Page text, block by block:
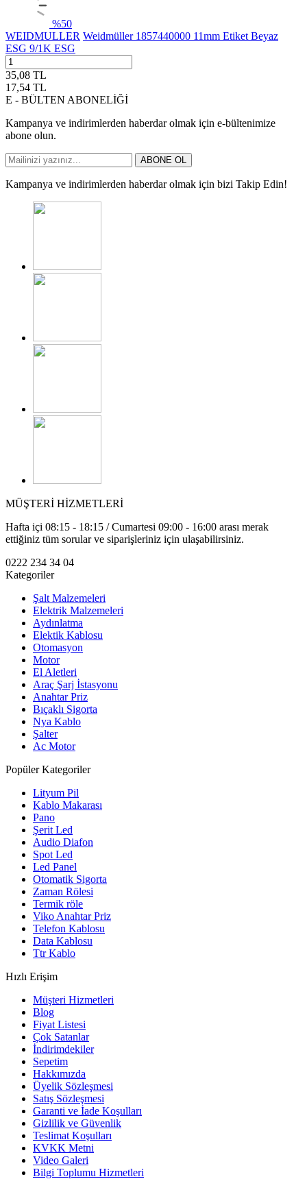
%50
WEIDMULLER Weidmüller 1857440000 11mm Etiket Beyaz
ESG 9/1K ESG
35,08 TL
17,54 TL
E - BÜLTEN ABONELİĞİ
Kampanya ve indirimlerden haberdar olmak için e-bültenimize
abone olun.
ABONE OL
Kampanya ve indirimlerden haberdar olmak için bizi Takip Edin!
MÜŞTERİ HİZMETLERİ
Hafta içi 08:15 - 18:15 / Cumartesi 09:00 - 16:00 arası merak
ettiğiniz tüm sorular ve siparişleriniz için ulaşabilirsiniz.
0222 234 34 04
Kategoriler
Şalt Malzemeleri
Elektrik Malzemeleri
Aydınlatma
Elektik Kablosu
Otomasyon
Motor
El Aletleri
Araç Şarj İstasyonu
Anahtar Priz
Bıçaklı Sigorta
Nya Kablo
Şalter
Ac Motor
Popüler Kategoriler
Lityum Pil
Kablo Makarası
Pano
Şerit Led
Audio Diafon
Spot Led
Led Panel
Otomatik Sigorta
Zaman Rölesi
Termik röle
Viko Anahtar Priz
Telefon Kablosu
Data Kablosu
Ttr Kablo
Hızlı Erişim
Müşteri Hizmetleri
Blog
Fiyat Listesi
Çok Satanlar
İndirimdekiler
Sepetim
Hakkımızda
Üyelik Sözleşmesi
Satış Sözleşmesi
Garanti ve İade Koşulları
Gizlilik ve Güvenlik
Teslimat Koşulları
KVKK Metni
Video Galeri
Bilgi Toplumu Hizmetleri